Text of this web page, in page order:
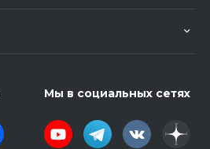
Мы в социальных сетях